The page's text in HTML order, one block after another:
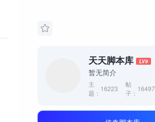
天天脚本库 LV9
暂无简介
主
题：
16223
帖
子：
16497